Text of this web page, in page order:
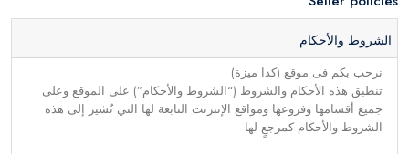
الشروط والأحكام
نرحب بكم فى موقع (كذا ميزة)
تنطبق هذه الأحكام والشروط (“الشروط والأحكام”) على الموقع وعلى
جميع أقسامها وفروعها ومواقع الإنترنت التابعة لها التي تُشير إلى هذه
الشروط والأحكام كمرجعٍ لها